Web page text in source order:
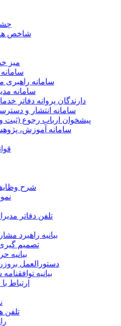
شاخص
میز
سامانه
سامانه
دارندگان پروانه دفاتر
سامانه انتشار و
پیشخوان ارباب رجوع (ثبت
سامانه آموزش،
شرح
تلفن دفاتر
بیانیه راهبرد
تصمیم
بیانیه
دستورالعمل
بیانیه
ارتباط
تلفن